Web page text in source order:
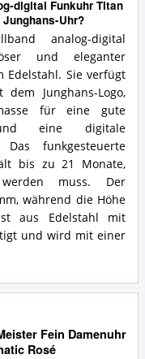
digital Funkuhr Titan
Uhr?
analog-digital
und eleganter
Edelstahl. Sie verfügt
Junghans-Logo,
für eine gute
eine digitale
funkgesteuerte
bis zu 21 Monate,
muss. Der
während die Höhe
aus Edelstahl mit
und wird mit einer
Fein Damenuhr
Rosé